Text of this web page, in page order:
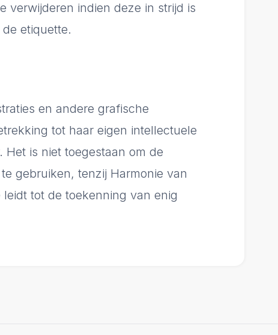
verwijderen indien deze in strijd is
etiquette.
en andere grafische
tot haar eigen intellectuele
is niet toegestaan om de
gebruiken, tenzij Harmonie van
tot de toekenning van enig